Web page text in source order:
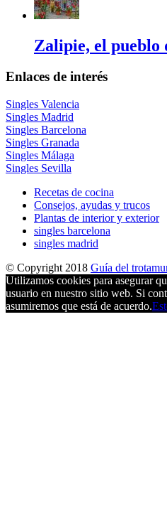
Zalipie, el pueblo
Enlaces de interés
Singles Valencia
Singles Madrid
Singles Barcelona
Singles Granada
Singles Málaga
Singles Sevilla
Recetas de cocina
Consejos, ayudas y trucos
Plantas de interior y exterior
singles barcelona
singles madrid
© Copyright 2018 Guía del
Utilizamos cookies para asegurar
usuario en nuestro sitio web. Si
asumiremos que está de acuerdo.